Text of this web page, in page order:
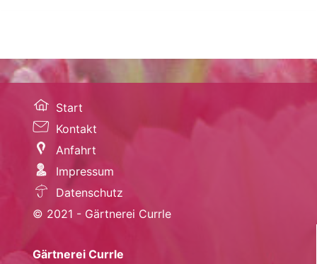
Start
Kontakt
Anfahrt
Impressum
Datenschutz
© 2021 - Gärtnerei Currle
Gärtnerei Currle